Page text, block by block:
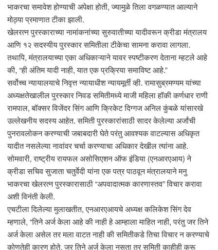
भाकरचा समावेश होण्याची अपेक्षा होती, ज्यामुळे तिला वगळण्यात आल्याने
मोठ्या प्रमाणात टीका झाली.
खेलरत्न पुरस्काराच्या नामांकनांच्या सुरुवातीच्या यादीवरून क्रीडा मंत्रालय
आणि १२ सदस्यीय पुरस्कार समितीला टीकेचा सामना करावा लागला.
तथापि, मंत्रालयाच्या एका अधिकाऱ्याने यावर स्पष्टीकरण देताना म्हटले आहे
की, “ही अंतिम यादी नाही, यात एक प्रक्रिया समाविष्ट आहे.”
सर्वोच्च न्यायालयाचे निवृत्त न्यायाधीश न्यायमूर्ती व्ही. रामासुब्रमण्यम यांच्या
अध्यक्षतेखालील पुरस्कार निवड समितीमध्ये माजी महिला हॉकी कर्णधार राणी
रामपाल, बॉक्सर विजेंदर सिंग आणि क्रिकेट दिग्गज अनिल कुंबळे यांसारखे
उल्लेखनीय सदस्य आहेत. समिती पुरस्कारांसाठी सादर केलेल्या अर्जांची
पुनरावलोकन करण्याची जबाबदारी घेते परंतु आवश्यक वाटल्यास अधिकृत
यादीत नसलेल्या नावांवर चर्चा करण्याचा अधिकार देखील त्यांना आहे.
सोमवारी, राष्ट्रीय रायफल असोसिएशन ऑफ इंडिया (एनआरएआय) ने
क्रीडा सचिव सुजाता चतुर्वेदी यांना एक पत्र पाठवून मंत्रालयाने मनु
भाकरचा खेलरत्न पुरस्कारासाठी “अपवादात्मक कारणास्तव” विचार करावा
अशी विनंती केली.
एचटीला दिलेल्या मुलाखतीत, एनआरएआयचे अध्यक्ष कलिकेश सिंग देव
म्हणाले, “तिने अर्ज केला आहे की नाही हे आम्हाला माहित नाही, परंतु जर तिने
अर्ज केला असेल तर मला वाटत नाही की समितीकडे तिचा विचार न करण्याचे
कोणतेही कारण होते. जर तिने अर्ज केला नसता तर समिती काहीही करू